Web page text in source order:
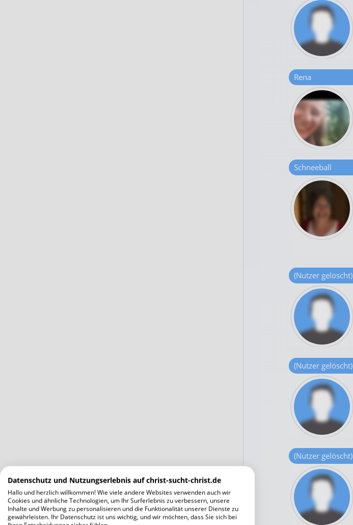
Rena
Schneeball
(Nutzer gelöscht)
(Nutzer gelöscht)
(Nutzer gelöscht)
Datenschutz und Nutzungserlebnis auf christ-sucht-christ.de
Hallo und herzlich willkommen! Wie viele andere Websites verwenden auch wir
Cookies und ähnliche Technologien, um Ihr Surferlebnis zu verbessern, unsere
Inhalte und Werbung zu personalisieren und die Funktionalität unserer Dienste zu
gewährleisten. Ihr Datenschutz ist uns wichtig, und wir möchten, dass Sie sich bei